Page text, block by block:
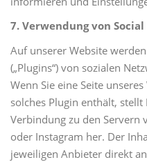
7. Verwendung von
Auf unserer Website
(„Plugins“) von sozialen
Wenn Sie eine Seite
solches Plugin enthält,
Verbindung zu den Servern
oder Instagram her. Der
jeweiligen Anbieter direkt